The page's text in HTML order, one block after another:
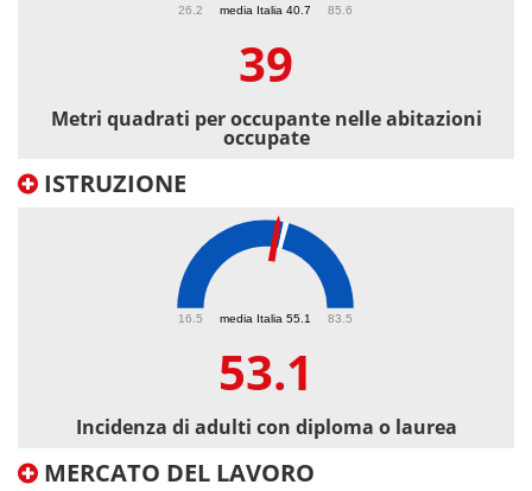
media Italia 40.7
26.2 85.6
39
Metri quadrati per occupante nelle abitazioni
occupate
ISTRUZIONE
media Italia 55.1
16.5 83.5
53.1
Incidenza di adulti con diploma o laurea
MERCATO DEL LAVORO